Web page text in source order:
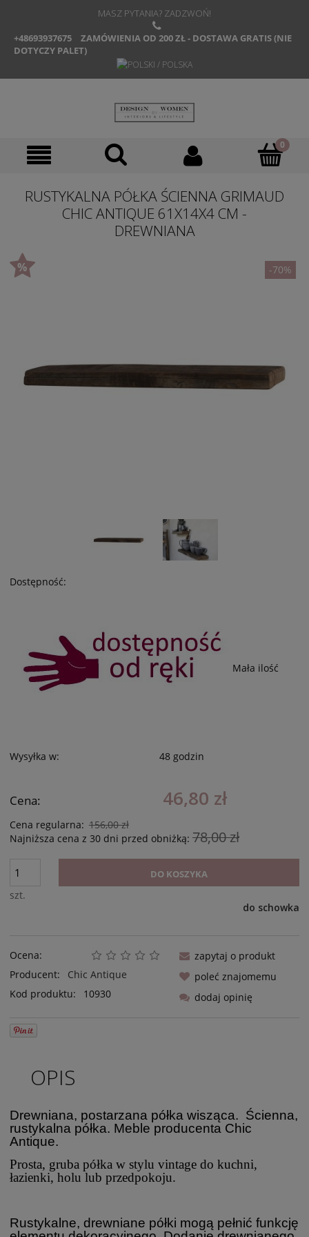
MASZ PYTANIA? ZADZWOŃ!
+48693937675
ZAMÓWIENIA OD 200 ZŁ - DOSTAWA GRATIS (NIE
DOTYCZY PALET)
RUSTYKALNA PÓŁKA ŚCIENNA GRIMAUD
CHIC ANTIQUE 61X14X4 CM -
DREWNIANA
-70%
Dostępność:
Mała ilość
Wysyłka w: 48 godzin
Cena: 46,80 zł
Cena regularna: 156,00 zł
Najniższa cena z 30 dni przed obniżką: 78,00 zł
szt.
DO KOSZYKA
do schowka
Ocena:
Producent:
Chic Antique
Kod produktu:
10930
zapytaj o produkt
poleć znajomemu
dodaj opinię
OPIS
Drewniana, postarzana półka wisząca. Ścienna,
rustykalna półka. Meble producenta Chic
Antique.
Prosta, gruba półka w stylu vintage do kuchni,
łazienki, holu lub przedpokoju.
Rustykalne, drewniane półki mogą pełnić funkcję